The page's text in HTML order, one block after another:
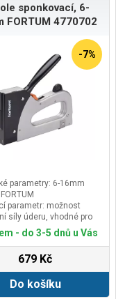
sponkovací, 6-
FORTUM 4770702
-7%
parametry: 6-16mm
parametr: možnost
síly úderu, vhodné pro
6-16mm, rozteč 10,6x
hřebíky s hlavičkou do
- do 3-5 dnů u Vás
679 Kč
Do košíku